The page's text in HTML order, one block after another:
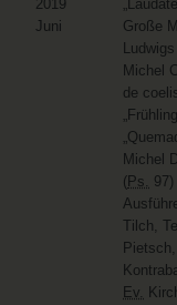
2019
Juni
Große
Michel
de
Michel
(Ps. 97)
Tilch,
Ev.